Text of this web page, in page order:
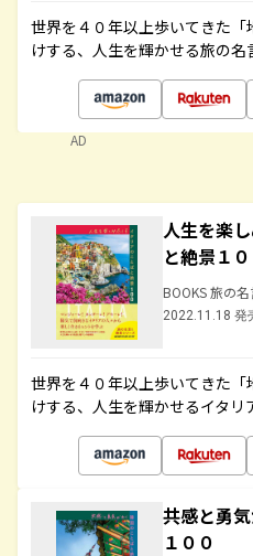
世界を４０年以上歩いてきた
けする、人生を輝かせる旅の
AD
人生を楽
と絶景１
BOOKS 旅の
2022.11.18 発
世界を４０年以上歩いてきた
けする、人生を輝かせるイタ
共感と勇
１００